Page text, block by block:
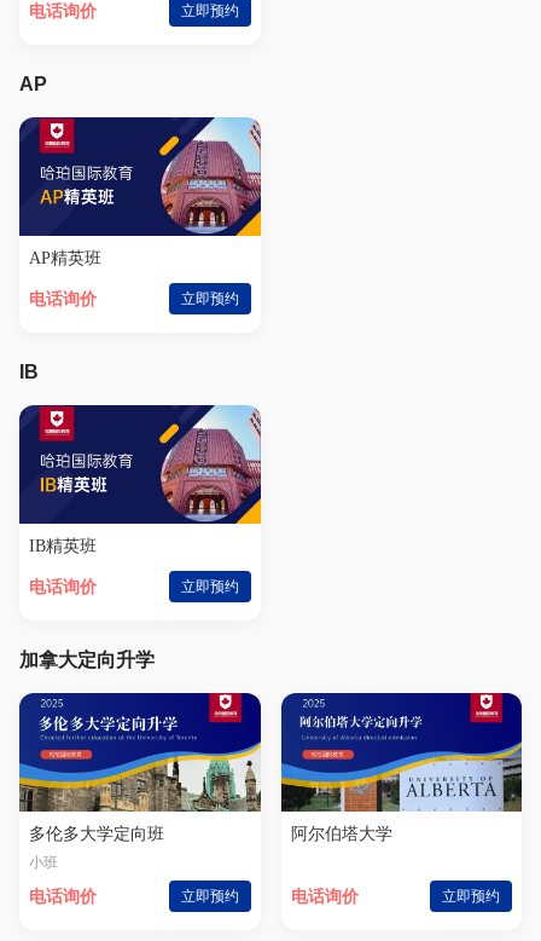
电话询价 立即预约
AP
AP精英班
电话询价 立即预约
IB
IB精英班
电话询价 立即预约
加拿大定向升学
多伦多大学定向班
小班
电话询价 立即预约
阿尔伯塔大学
电话询价 立即预约